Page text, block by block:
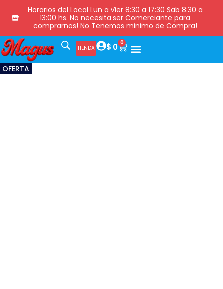
Horarios del Local Lun a Vier 8:30 a 17:30 Sab 8:30 a
13:00 hs. No necesita ser Comerciante para
comprarnos! No Tenemos minimo de Compra!
TIENDA $ 0 0
OFERTA